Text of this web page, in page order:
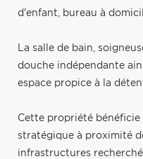
d'enfant, bureau à
La salle de bain,
douche indépendante
espace propice à la
Cette propriété
stratégique à proximité
infrastructures